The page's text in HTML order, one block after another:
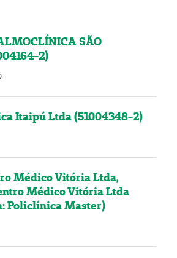
SÃO
2)
Itaipú Ltda (51004348-2)
Médico Vitória Ltda,
Médico Vitória Ltda
Policlínica Master)